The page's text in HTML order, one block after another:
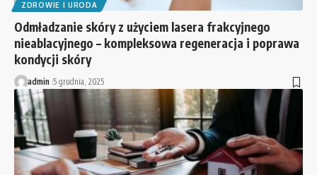
ZDROWIE I URODA
Odmładzanie skóry z użyciem lasera frakcyjnego
nieablacyjnego – kompleksowa regeneracja i poprawa
kondycji skóry
admin 5 grudnia, 2025